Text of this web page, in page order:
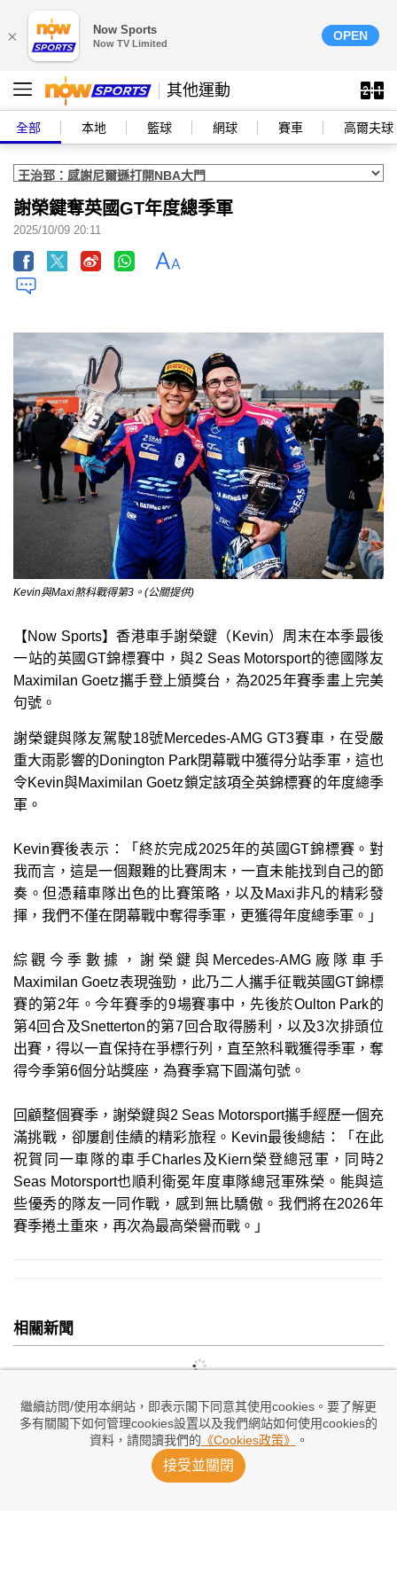
× Now Sports
Now TV Limited
OPEN
其他運動
繼續訪問/使用本網站，即表示閣下同意其使用cookies。要了解更
多有關閣下如何管理cookies設置以及我們網站如何使用cookies的
資料，請閱讀我們的 《Cookies政策》 。
接受並關閉
全部 本地 籃球 網球 賽車 高爾夫球
謝榮鍵奪英國GT年度總季軍
2025/10/09 20:11
Kevin與Maxi煞科戰得第3。(公關提供)
【Now Sports】香港車手謝榮鍵（Kevin）周末在本季最後
一站的英國GT錦標賽中，與2 Seas Motorsport的德國隊友
Maximilan Goetz攜手登上頒獎台，為2025年賽季畫上完美
句號。
謝榮鍵與隊友駕駛18號Mercedes-AMG GT3賽車，在受嚴
重大雨影響的Donington Park閉幕戰中獲得分站季軍，這也
令Kevin與Maximilan Goetz鎖定該項全英錦標賽的年度總季
軍。
Kevin賽後表示：「終於完成2025年的英國GT錦標賽。對
我而言，這是一個艱難的比賽周末，一直未能找到自己的節
奏。但憑藉車隊出色的比賽策略，以及Maxi非凡的精彩發
揮，我們不僅在閉幕戰中奪得季軍，更獲得年度總季軍。」
綜觀今季數據，謝榮鍵與Mercedes-AMG廠隊車手
Maximilan Goetz表現強勁，此乃二人攜手征戰英國GT錦標
賽的第2年。今年賽季的9場賽事中，先後於Oulton Park的
第4回合及Snetterton的第7回合取得勝利，以及3次排頭位
出賽，得以一直保持在爭標行列，直至煞科戰獲得季軍，奪
得今季第6個分站獎座，為賽季寫下圓滿句號。
回顧整個賽季，謝榮鍵與2 Seas Motorsport攜手經歷一個充
滿挑戰，卻屢創佳績的精彩旅程。Kevin最後總結：「在此
祝賀同一車隊的車手Charles及Kiern榮登總冠軍，同時2
Seas Motorsport也順利衛冕年度車隊總冠軍殊榮。能與這
些優秀的隊友一同作戰，感到無比驕傲。我們將在2026年
賽季捲土重來，再次為最高榮譽而戰。」
相關新聞